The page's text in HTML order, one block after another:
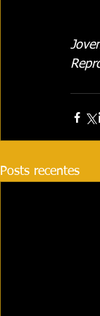
Posts recentes